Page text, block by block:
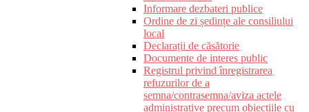
Informare dezbateri publice
Ordine de zi ședințe ale consiliului
local
Declarații de căsătorie
Documente de interes public
Registrul privind înregistrarea
refuzurilor de a
semna/contrasemna/aviza actele
administrative precum obiecțiile cu